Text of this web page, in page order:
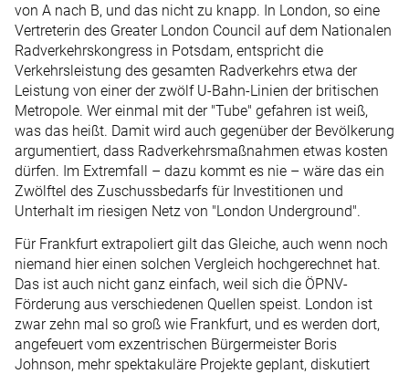
von A nach B, und das nicht zu knapp. In London, so eine
Vertreterin des Greater London Council auf dem Nationalen
Radverkehrskongress in Potsdam, entspricht die
Verkehrsleistung des gesamten Radverkehrs etwa der
Leistung von einer der zwölf U-Bahn-Linien der britischen
Metropole. Wer einmal mit der "Tube" gefahren ist weiß,
was das heißt. Damit wird auch gegenüber der Bevölkerung
argumentiert, dass Radverkehrsmaßnahmen etwas kosten
dürfen. Im Extremfall – dazu kommt es nie – wäre das ein
Zwölftel des Zuschussbedarfs für Investitionen und
Unterhalt im riesigen Netz von "London Underground".
Für Frankfurt extrapoliert gilt das Gleiche, auch wenn noch
niemand hier einen solchen Vergleich hochgerechnet hat.
Das ist auch nicht ganz einfach, weil sich die ÖPNV-
Förderung aus verschiedenen Quellen speist. London ist
zwar zehn mal so groß wie Frankfurt, und es werden dort,
angefeuert vom exzentrischen Bürgermeister Boris
Johnson, mehr spektakuläre Projekte geplant, diskutiert